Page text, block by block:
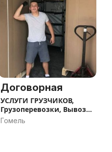
Договорная
УСЛУГИ ГРУЗЧИКОВ,
Грузоперевозки, Вывоз
мусора. ГОМЕЛЬ
Гомель